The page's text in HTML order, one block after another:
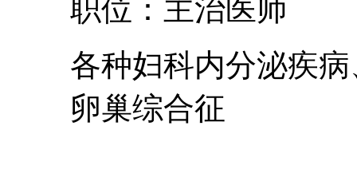
职位：主治医师
各种妇科内分泌疾
卵巢综合征